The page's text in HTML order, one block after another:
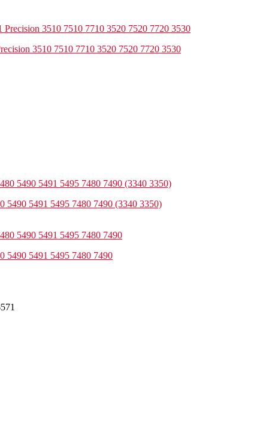
3510 7510 7710 3520 7520 7720 3530
5490 5491 5495 7480 7490 (3340 3350)
5490 5491 5495 7480 7490